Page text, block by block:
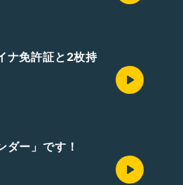
ナ免許証と2枚持
ダー」です！